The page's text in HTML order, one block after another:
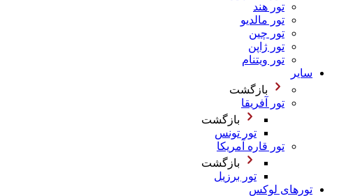
تور هند
تور مالدیو
تور چین
تور ژاپن
تور ویتنام
سایر
بازگشت
تور آفریقا
بازگشت
تور تونس
تور قاره آمریکا
بازگشت
تور برزیل
تورهای لوکس